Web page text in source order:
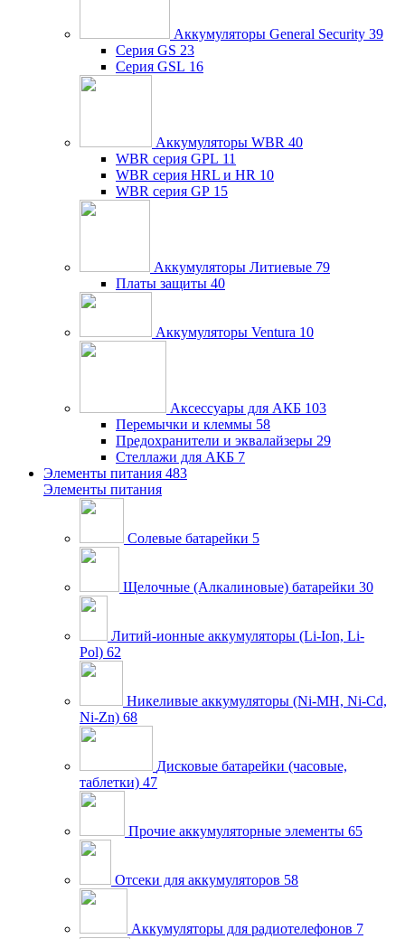
Аккумуляторы General Security 39
Серия GS 23
Серия GSL 16
Аккумуляторы WBR 40
WBR серия GPL 11
WBR серия HRL и HR 10
WBR серия GP 15
Аккумуляторы Литиевые 79
Платы защиты 40
Аккумуляторы Ventura 10
Аксессуары для АКБ 103
Перемычки и клеммы 58
Предохранители и эквалайзеры 29
Стеллажи для АКБ 7
Элементы питания 483
Элементы питания
Солевые батарейки 5
Щелочные (Алкалиновые) батарейки 30
Литий-ионные аккумуляторы (Li-Ion, Li-
Pol) 62
Никеливые аккумуляторы (Ni-MH, Ni-Cd,
Ni-Zn) 68
Дисковые батарейки (часовые,
таблетки) 47
Прочие аккумуляторные элементы 65
Отсеки для аккумуляторов 58
Аккумуляторы для радиотелефонов 7